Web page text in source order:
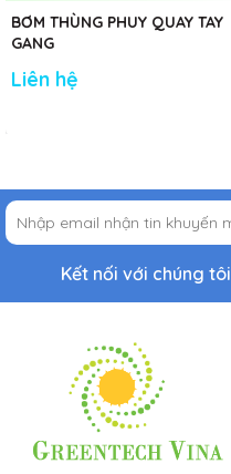
BƠM THÙNG PHUY QUAY TAY
GANG
Liên hệ
Kết nối với chúng